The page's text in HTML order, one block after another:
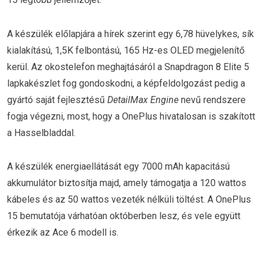
A készülék előlapjára a hírek szerint egy 6,78 hüvelykes, sík
kialakítású, 1,5K felbontású, 165 Hz-es OLED megjelenítő
kerül. Az okostelefon meghajtásáról a Snapdragon 8 Elite 5
lapkakészlet fog gondoskodni, a képfeldolgozást pedig a
gyártó saját fejlesztésű DetailMax Engine nevű rendszere
fogja végezni, most, hogy a OnePlus hivatalosan is szakított
a Hasselbladdal.
A készülék energiaellátását egy 7000 mAh kapacitású
akkumulátor biztosítja majd, amely támogatja a 120 wattos
kábeles és az 50 wattos vezeték nélküli töltést. A OnePlus
15 bemutatója várhatóan októberben lesz, és vele együtt
érkezik az Ace 6 modell is.